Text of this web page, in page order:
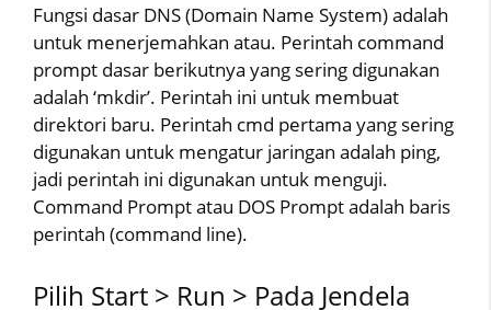
Fungsi dasar DNS (Domain Name System) adalah
untuk menerjemahkan atau. Perintah command
prompt dasar berikutnya yang sering digunakan
adalah ‘mkdir’. Perintah ini untuk membuat
direktori baru. Perintah cmd pertama yang sering
digunakan untuk mengatur jaringan adalah ping,
jadi perintah ini digunakan untuk menguji.
Command Prompt atau DOS Prompt adalah baris
perintah (command line).
Pilih Start > Run > Pada Jendela